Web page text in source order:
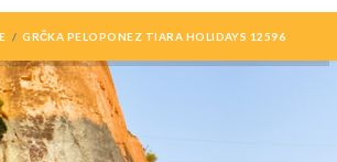
GRČKA PELOPONEZ TIARA HOLIDAYS 12596